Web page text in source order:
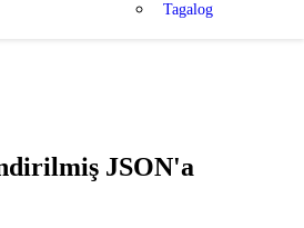
Tagalog
JSON'a